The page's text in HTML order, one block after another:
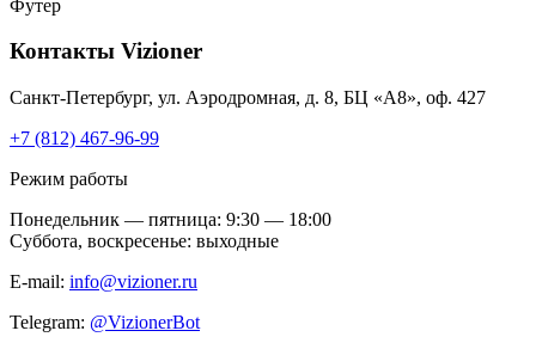
Футер
Контакты Vizioner
Санкт-Петербург, ул. Аэродромная, д. 8, БЦ «А8», оф. 427
+7 (812) 467-96-99
Режим работы
Понедельник — пятница: 9:30 — 18:00
Суббота, воскресенье: выходные
E-mail: info@vizioner.ru
Telegram: @VizionerBot